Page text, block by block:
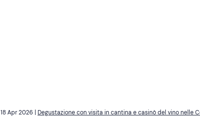
Degustazione con visita in cantina e casinò del vino nelle